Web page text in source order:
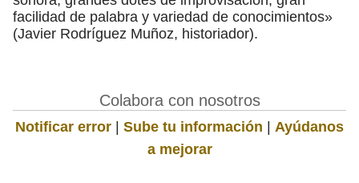
facilidad de palabra y variedad de conocimientos»
(Javier Rodríguez Muñoz, historiador).
Colabora con nosotros
Notificar error | Sube tu información | Ayúdanos
a mejorar